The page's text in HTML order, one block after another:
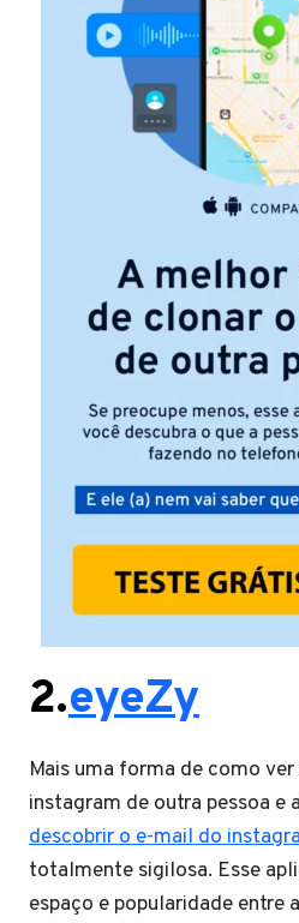
2.eyeZy
Mais uma forma de como
instagram de outra pessoa e
descobrir o e-mail do
totalmente sigilosa. Esse
espaço e popularidade entre